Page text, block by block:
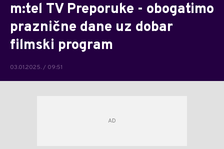
m:tel TV Preporuke - obogatimo
praznične dane uz dobar
filmski program
03.01.2025. / 09:51